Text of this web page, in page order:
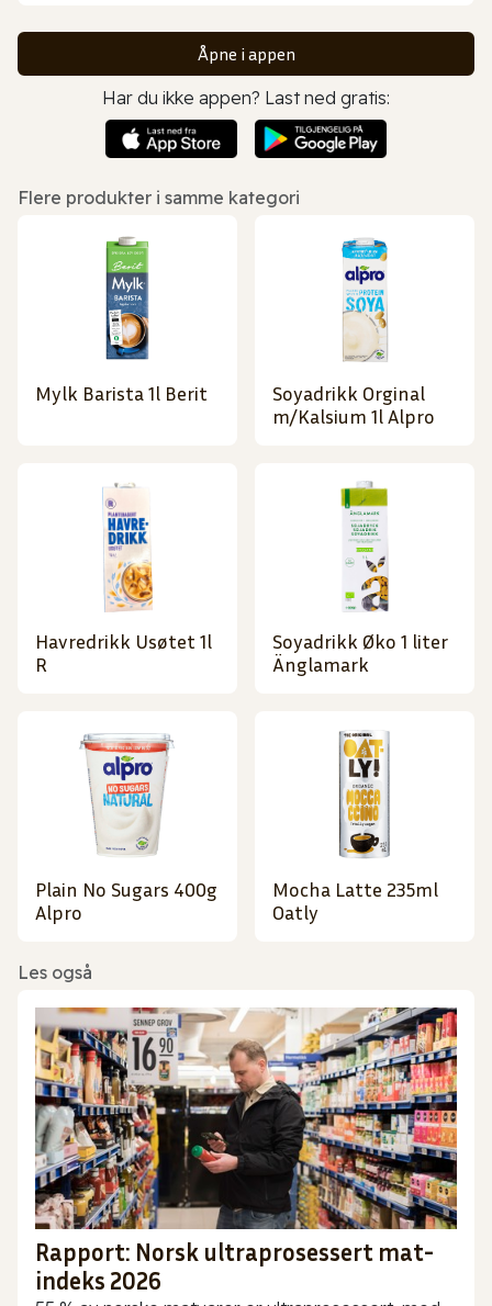
Åpne i appen
Har du ikke appen? Last ned gratis:
Flere produkter i samme kategori
Mylk Barista 1l Berit
Soyadrikk Orginal
m/Kalsium 1l Alpro
Havredrikk Usøtet 1l
R
Soyadrikk Øko 1 liter
Änglamark
Plain No Sugars 400g
Alpro
Mocha Latte 235ml
Oatly
Les også
Rapport: Norsk ultraprosessert mat-
indeks 2026